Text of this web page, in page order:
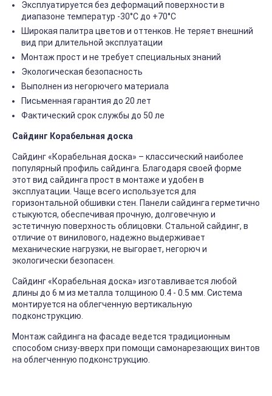
Эксплуатируется без деформаций поверхности в
диапазоне температур -30°C до +70°C
Широкая палитра цветов и оттенков. Не теряет внешний
вид при длительной эксплуатации
Монтаж прост и не требует специальных знаний
Экологическая безопасность
Выполнен из негорючего материала
Письменная гарантия до 20 лет
Фактический срок службы до 50 ле
Сайдинг Корабельная доска
Сайдинг «Корабельная доска» – классический наиболее
популярный профиль сайдинга. Благодаря своей форме
этот вид сайдинга прост в монтаже и удобен в
эксплуатации. Чаще всего используется для
горизонтальной обшивки стен. Панели сайдинга герметично
стыкуются, обеспечивая прочную, долговечную и
эстетичную поверхность облицовки. Стальной сайдинг, в
отличие от винилового, надежно выдерживает
механические нагрузки, не выгорает, негорюч и
экологически безопасен.
Сайдинг «Корабельная доска» изготавливается любой
длины до 6 м из металла толщиною 0.4 - 0.5 мм. Система
монтируется на облегченную вертикальную
подконструкцию.
Монтаж сайдинга на фасаде ведется традиционным
способом снизу-вверх при помощи самонарезающих винтов
на облегченную подконструкцию.